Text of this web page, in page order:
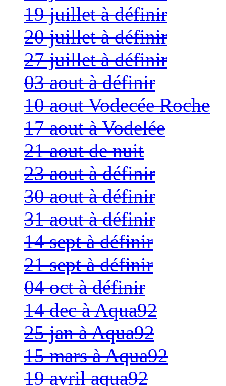
19 juillet à définir
20 juillet à définir
27 juillet à définir
03 aout à définir
10 aout Vodecée Roche
17 aout à Vodelée
21 aout de nuit
23 aout à définir
30 aout à définir
31 aout à définir
14 sept à définir
21 sept à définir
04 oct à définir
14 dec à Aqua92
25 jan à Aqua92
15 mars à Aqua92
19 avril aqua92